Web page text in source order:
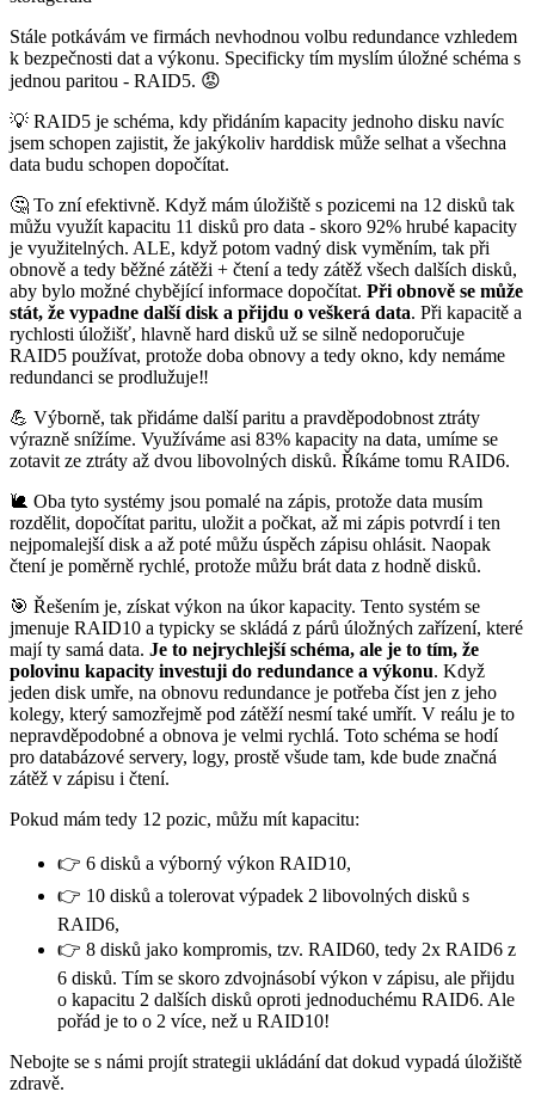
Stále potkávám ve firmách nevhodnou volbu redundance vzhledem
k bezpečnosti dat a výkonu. Specificky tím myslím úložné schéma s
jednou paritou - RAID5. 😡
💡 RAID5 je schéma, kdy přidáním kapacity jednoho disku navíc
jsem schopen zajistit, že jakýkoliv harddisk může selhat a všechna
data budu schopen dopočítat.
🤔 To zní efektivně. Když mám úložiště s pozicemi na 12 disků tak
můžu využít kapacitu 11 disků pro data - skoro 92% hrubé kapacity
je využitelných. ALE, když potom vadný disk vyměním, tak při
obnově a tedy běžné zátěži + čtení a tedy zátěž všech dalších disků,
aby bylo možné chybějící informace dopočítat. Při obnově se může
stát, že vypadne další disk a přijdu o veškerá data. Při kapacitě a
rychlosti úložišť, hlavně hard disků už se silně nedoporučuje
RAID5 používat, protože doba obnovy a tedy okno, kdy nemáme
redundanci se prodlužuje‼️
💪 Výborně, tak přidáme další paritu a pravděpodobnost ztráty
výrazně snížíme. Využíváme asi 83% kapacity na data, umíme se
zotavit ze ztráty až dvou libovolných disků. Říkáme tomu RAID6.
🐌 Oba tyto systémy jsou pomalé na zápis, protože data musím
rozdělit, dopočítat paritu, uložit a počkat, až mi zápis potvrdí i ten
nejpomalejší disk a až poté můžu úspěch zápisu ohlásit. Naopak
čtení je poměrně rychlé, protože můžu brát data z hodně disků.
🎯 Řešením je, získat výkon na úkor kapacity. Tento systém se
jmenuje RAID10 a typicky se skládá z párů úložných zařízení, které
mají ty samá data. Je to nejrychlejší schéma, ale je to tím, že
polovinu kapacity investuji do redundance a výkonu. Když
jeden disk umře, na obnovu redundance je potřeba číst jen z jeho
kolegy, který samozřejmě pod zátěží nesmí také umřít. V reálu je to
nepravděpodobné a obnova je velmi rychlá. Toto schéma se hodí
pro databázové servery, logy, prostě všude tam, kde bude značná
zátěž v zápisu i čtení.
Pokud mám tedy 12 pozic, můžu mít kapacitu:
👉 6 disků a výborný výkon RAID10,
👉 10 disků a tolerovat výpadek 2 libovolných disků s
RAID6,
👉 8 disků jako kompromis, tzv. RAID60, tedy 2x RAID6 z
6 disků. Tím se skoro zdvojnásobí výkon v zápisu, ale přijdu
o kapacitu 2 dalších disků oproti jednoduchému RAID6. Ale
pořád je to o 2 více, než u RAID10!
Nebojte se s námi projít strategii ukládání dat dokud vypadá úložiště
zdravě.